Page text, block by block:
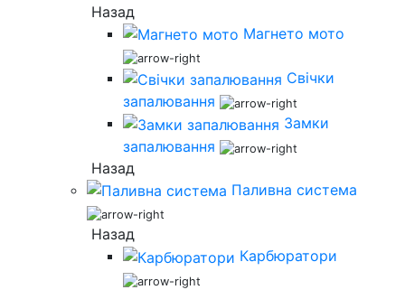
Назад
Магнето мото
Свічки
запалювання
Замки
запалювання
Назад
Паливна система
Назад
Карбюратори